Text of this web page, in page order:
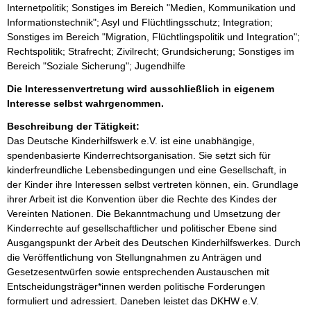
Internetpolitik; Sonstiges im Bereich "Medien, Kommunikation und
Informationstechnik"; Asyl und Flüchtlingsschutz; Integration;
Sonstiges im Bereich "Migration, Flüchtlingspolitik und Integration";
Rechtspolitik; Strafrecht; Zivilrecht; Grundsicherung; Sonstiges im
Bereich "Soziale Sicherung"; Jugendhilfe
Die Interessenvertretung wird ausschließlich in eigenem
Interesse selbst wahrgenommen.
Beschreibung der Tätigkeit:
Das Deutsche Kinderhilfswerk e.V. ist eine unabhängige,
spendenbasierte Kinderrechtsorganisation. Sie setzt sich für
kinderfreundliche Lebensbedingungen und eine Gesellschaft, in
der Kinder ihre Interessen selbst vertreten können, ein. Grundlage
ihrer Arbeit ist die Konvention über die Rechte des Kindes der
Vereinten Nationen. Die Bekanntmachung und Umsetzung der
Kinderrechte auf gesellschaftlicher und politischer Ebene sind
Ausgangspunkt der Arbeit des Deutschen Kinderhilfswerkes. Durch
die Veröffentlichung von Stellungnahmen zu Anträgen und
Gesetzesentwürfen sowie entsprechenden Austauschen mit
Entscheidungsträger*innen werden politische Forderungen
formuliert und adressiert. Daneben leistet das DKHW e.V.